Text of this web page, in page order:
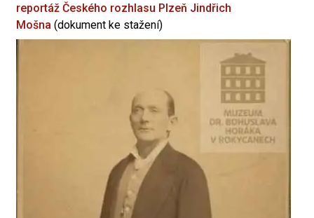
reportáž Českého rozhlasu Plzeň Jindřich
Mošna (dokument ke stažení)